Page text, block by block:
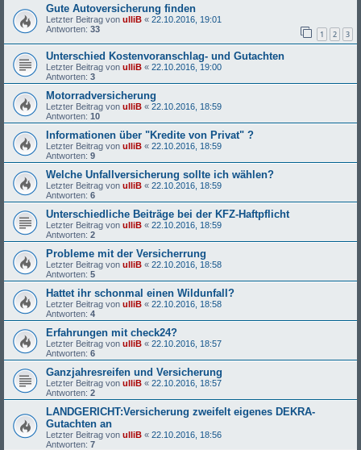
Gute Autoversicherung finden
Letzter Beitrag von ulliB « 22.10.2016, 19:01
Antworten: 33 1 2 3
Unterschied Kostenvoranschlag- und Gutachten
Letzter Beitrag von ulliB « 22.10.2016, 19:00
Antworten: 3
Motorradversicherung
Letzter Beitrag von ulliB « 22.10.2016, 18:59
Antworten: 10
Informationen über "Kredite von Privat" ?
Letzter Beitrag von ulliB « 22.10.2016, 18:59
Antworten: 9
Welche Unfallversicherung sollte ich wählen?
Letzter Beitrag von ulliB « 22.10.2016, 18:59
Antworten: 6
Unterschiedliche Beiträge bei der KFZ-Haftpflicht
Letzter Beitrag von ulliB « 22.10.2016, 18:59
Antworten: 2
Probleme mit der Versicherrung
Letzter Beitrag von ulliB « 22.10.2016, 18:58
Antworten: 5
Hattet ihr schonmal einen Wildunfall?
Letzter Beitrag von ulliB « 22.10.2016, 18:58
Antworten: 4
Erfahrungen mit check24?
Letzter Beitrag von ulliB « 22.10.2016, 18:57
Antworten: 6
Ganzjahresreifen und Versicherung
Letzter Beitrag von ulliB « 22.10.2016, 18:57
Antworten: 2
LANDGERICHT:Versicherung zweifelt eigenes DEKRA-
Gutachten an
Letzter Beitrag von ulliB « 22.10.2016, 18:56
Antworten: 7